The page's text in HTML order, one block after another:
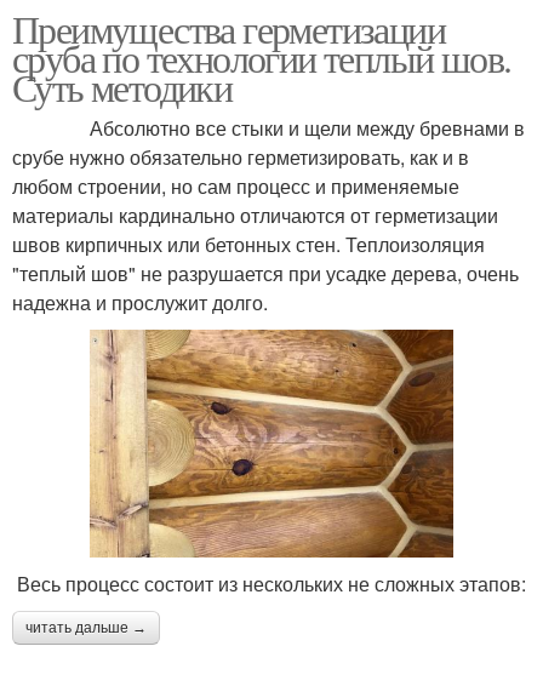
Преимущества герметизации
сруба по технологии теплый шов.
Суть методики
Абсолютно все стыки и щели между бревнами в
срубе нужно обязательно герметизировать, как и в
любом строении, но сам процесс и применяемые
материалы кардинально отличаются от герметизации
швов кирпичных или бетонных стен. Теплоизоляция
"теплый шов" не разрушается при усадке дерева, очень
надежна и прослужит долго.
Весь процесс состоит из нескольких не сложных этапов:
читать дальше →